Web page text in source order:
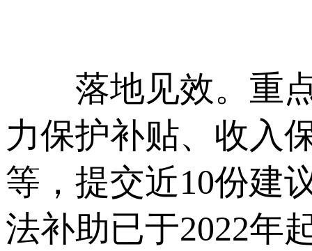
落地见效。重点
力保护补贴、收入
等，提交近10份建
法补助已于2022年